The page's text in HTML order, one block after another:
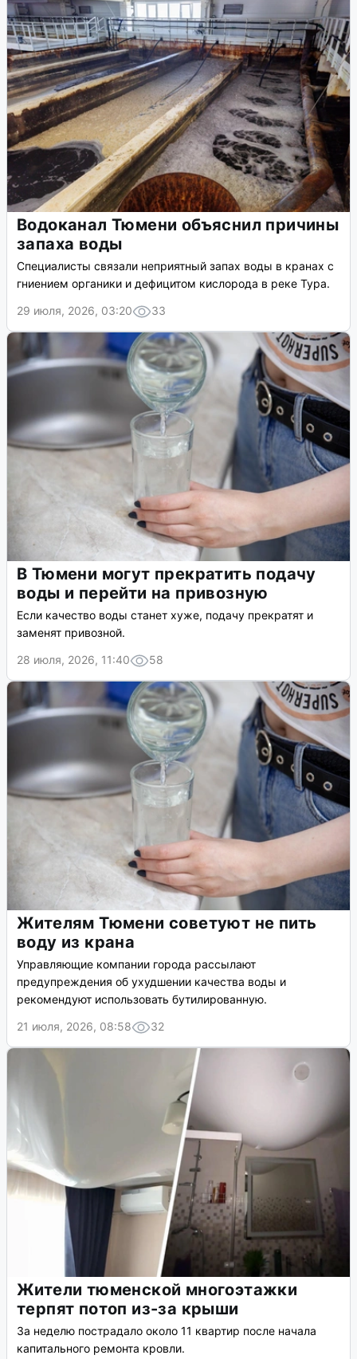
Водоканал Тюмени объяснил причины
запаха воды
Специалисты связали неприятный запах воды в кранах с
гниением органики и дефицитом кислорода в реке Тура.
29 июля, 2026, 03:20
33
В Тюмени могут прекратить подачу
воды и перейти на привозную
Если качество воды станет хуже, подачу прекратят и
заменят привозной.
28 июля, 2026, 11:40
58
Жителям Тюмени советуют не пить
воду из крана
Управляющие компании города рассылают
предупреждения об ухудшении качества воды и
рекомендуют использовать бутилированную.
21 июля, 2026, 08:58
32
Жители тюменской многоэтажки
терпят потоп из-за крыши
За неделю пострадало около 11 квартир после начала
капитального ремонта кровли.